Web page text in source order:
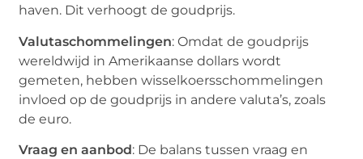
haven. Dit verhoogt de goudprijs.
Valutaschommelingen: Omdat de goudprijs
wereldwijd in Amerikaanse dollars wordt
gemeten, hebben wisselkoersschommelingen
invloed op de goudprijs in andere valuta’s, zoals
de euro.
Vraag en aanbod : De balans tussen vraag en